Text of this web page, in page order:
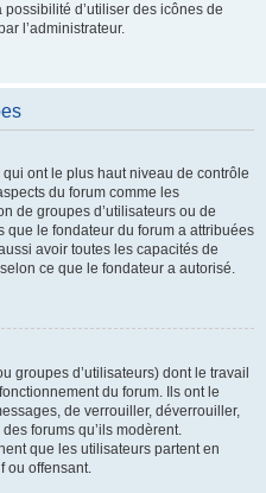
d’utiliser des icônes de
l’administrateur.
ont le plus haut niveau de contrôle
du forum comme les
de groupes d’utilisateurs ou de
que le fondateur du forum a attribuées
avoir toutes les capacités de
ce que le fondateur a autorisé.
groupes d’utilisateurs) dont le travail
du forum. Ils ont le
de verrouiller, déverrouiller,
forums qu’ils modèrent.
que les utilisateurs partent en
ou offensant.